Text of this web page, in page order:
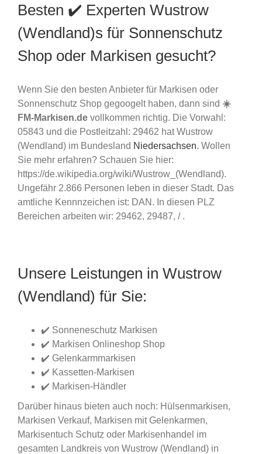
Besten ✔️ Experten Wustrow
(Wendland)s für Sonnenschutz
Shop oder Markisen gesucht?
Wenn Sie den besten Anbieter für Markisen oder
Sonnenschutz Shop gegoogelt haben, dann sind ☀️
FM-Markisen.de vollkommen richtig. Die Vorwahl:
05843 und die Postleitzahl: 29462 hat Wustrow
(Wendland) im Bundesland Niedersachsen. Wollen
Sie mehr erfahren? Schauen Sie hier:
https://de.wikipedia.org/wiki/Wustrow_(Wendland).
Ungefähr 2.866 Personen leben in dieser Stadt. Das
amtliche Kennnzeichen ist: DAN. In diesen PLZ
Bereichen arbeiten wir: 29462, 29487, / .
Unsere Leistungen in Wustrow
(Wendland) für Sie:
✔️ Sonneneschutz Markisen
✔️ Markisen Onlineshop Shop
✔️ Gelenkarmmarkisen
✔️ Kassetten-Markisen
✔️ Markisen-Händler
Darüber hinaus bieten auch noch: Hülsenmarkisen,
Markisen Verkauf, Markisen mit Gelenkarmen,
Markisentuch Schutz oder Markisenhandel im
gesamten Landkreis von Wustrow (Wendland) in